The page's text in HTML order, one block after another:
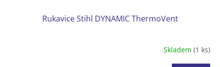
Rukavice Stihl DYNAMIC ThermoVent
Skladem (1 ks)